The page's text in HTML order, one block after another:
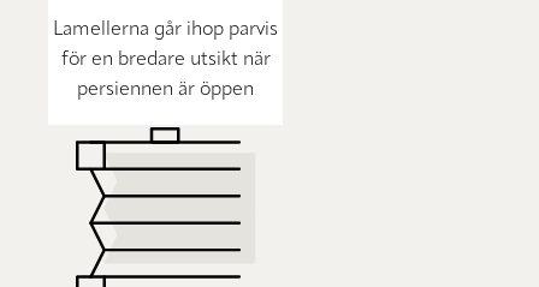
Lamellerna går ihop parvis
för en bredare utsikt när
persiennen är öppen